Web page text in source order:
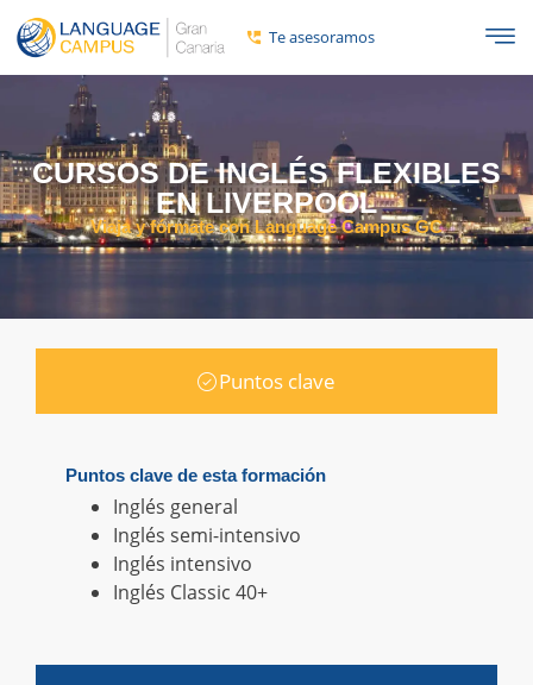
Te asesoramos
CURSOS DE INGLÉS FLEXIBLES
EN LIVERPOOL
Viaja y fórmate con Language Campus GC
Puntos clave
Puntos clave de esta formación
Inglés general
Inglés semi-intensivo
Inglés intensivo
Inglés Classic 40+